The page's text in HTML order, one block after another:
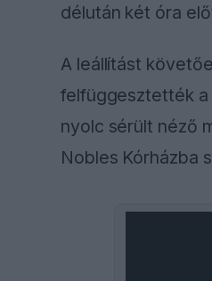
délután két óra
A leállítást
felfüggesztették a
nyolc sérült néző
Nobles Kórházba